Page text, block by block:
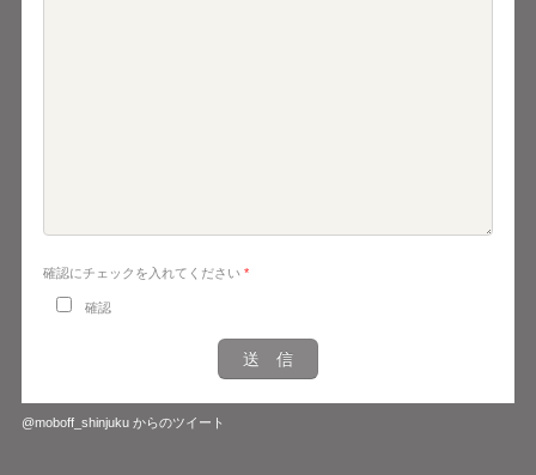
確認にチェックを入れてください *
確認
@moboff_shinjuku からのツイート